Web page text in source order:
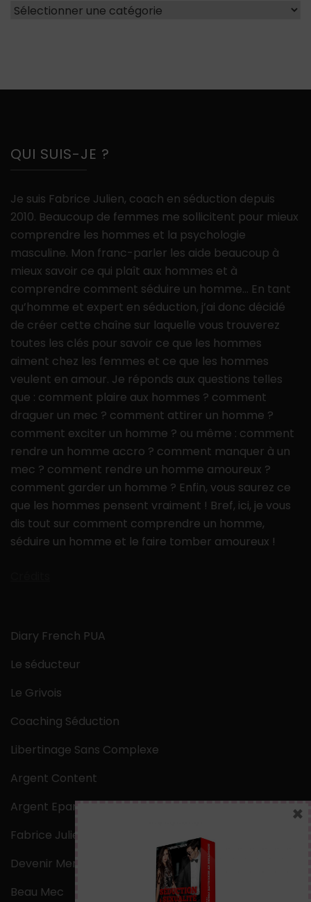
Catégories
QUI SUIS-JE ?
Je suis Fabrice Julien, coach en séduction depuis
2010. Beaucoup de femmes me sollicitent pour mieux
comprendre les hommes et la psychologie
masculine. Mon franc-parler les aide beaucoup à
mieux savoir ce qui plaît aux hommes et à
comprendre comment séduire un homme… En tant
qu’homme et expert en séduction, j’ai donc décidé
de créer cette chaîne sur laquelle vous trouverez
toutes les clés pour savoir ce que les hommes
aiment chez les femmes et ce que les hommes
veulent en amour. Je réponds aux questions telles
que : comment plaire aux hommes ? comment
draguer un mec ? comment attirer un homme ?
comment exciter un homme ? ou même : comment
rendre un homme accro ? comment manquer à un
mec ? comment rendre un homme amoureux ?
comment garder un homme ? Enfin, vous saurez ce
que les hommes pensent vraiment ! Bref, ici, je vous
dis tout sur comment comprendre un homme,
séduire un homme et le faire tomber amoureux !
Diary French PUA
Le séducteur
Le Grivois
Coaching Séduction
Libertinage Sans Complexe
Argent Content
Argent Epargne
Fabrice Julien
Devenir Mentaliste
Beau Mec
×